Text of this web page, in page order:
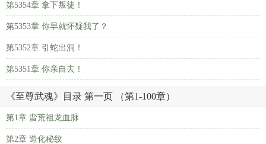
第5354章 拿下叛徒！
第5353章 你早就怀疑我了？
第5352章 引蛇出洞！
第5351章 你亲自去！
《至尊武魂》目录 第一页 （第1-100章）
第1章 蛮荒祖龙血脉
第2章 造化秘纹